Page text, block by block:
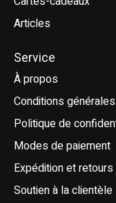
Articles
Service
À propos
Conditions générales
Politique de
Modes de paiement
Expédition et retours
Soutien à la clientèle